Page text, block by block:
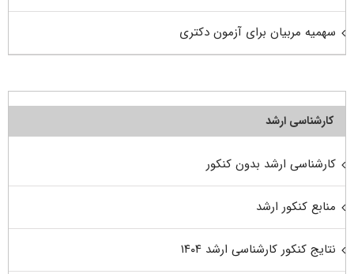
سهمیه مربیان برای آزمون دکتری
کارشناسی ارشد
کارشناسی ارشد بدون کنکور
منابع کنکور ارشد
نتایج کنکور کارشناسی ارشد ۱۴۰۴